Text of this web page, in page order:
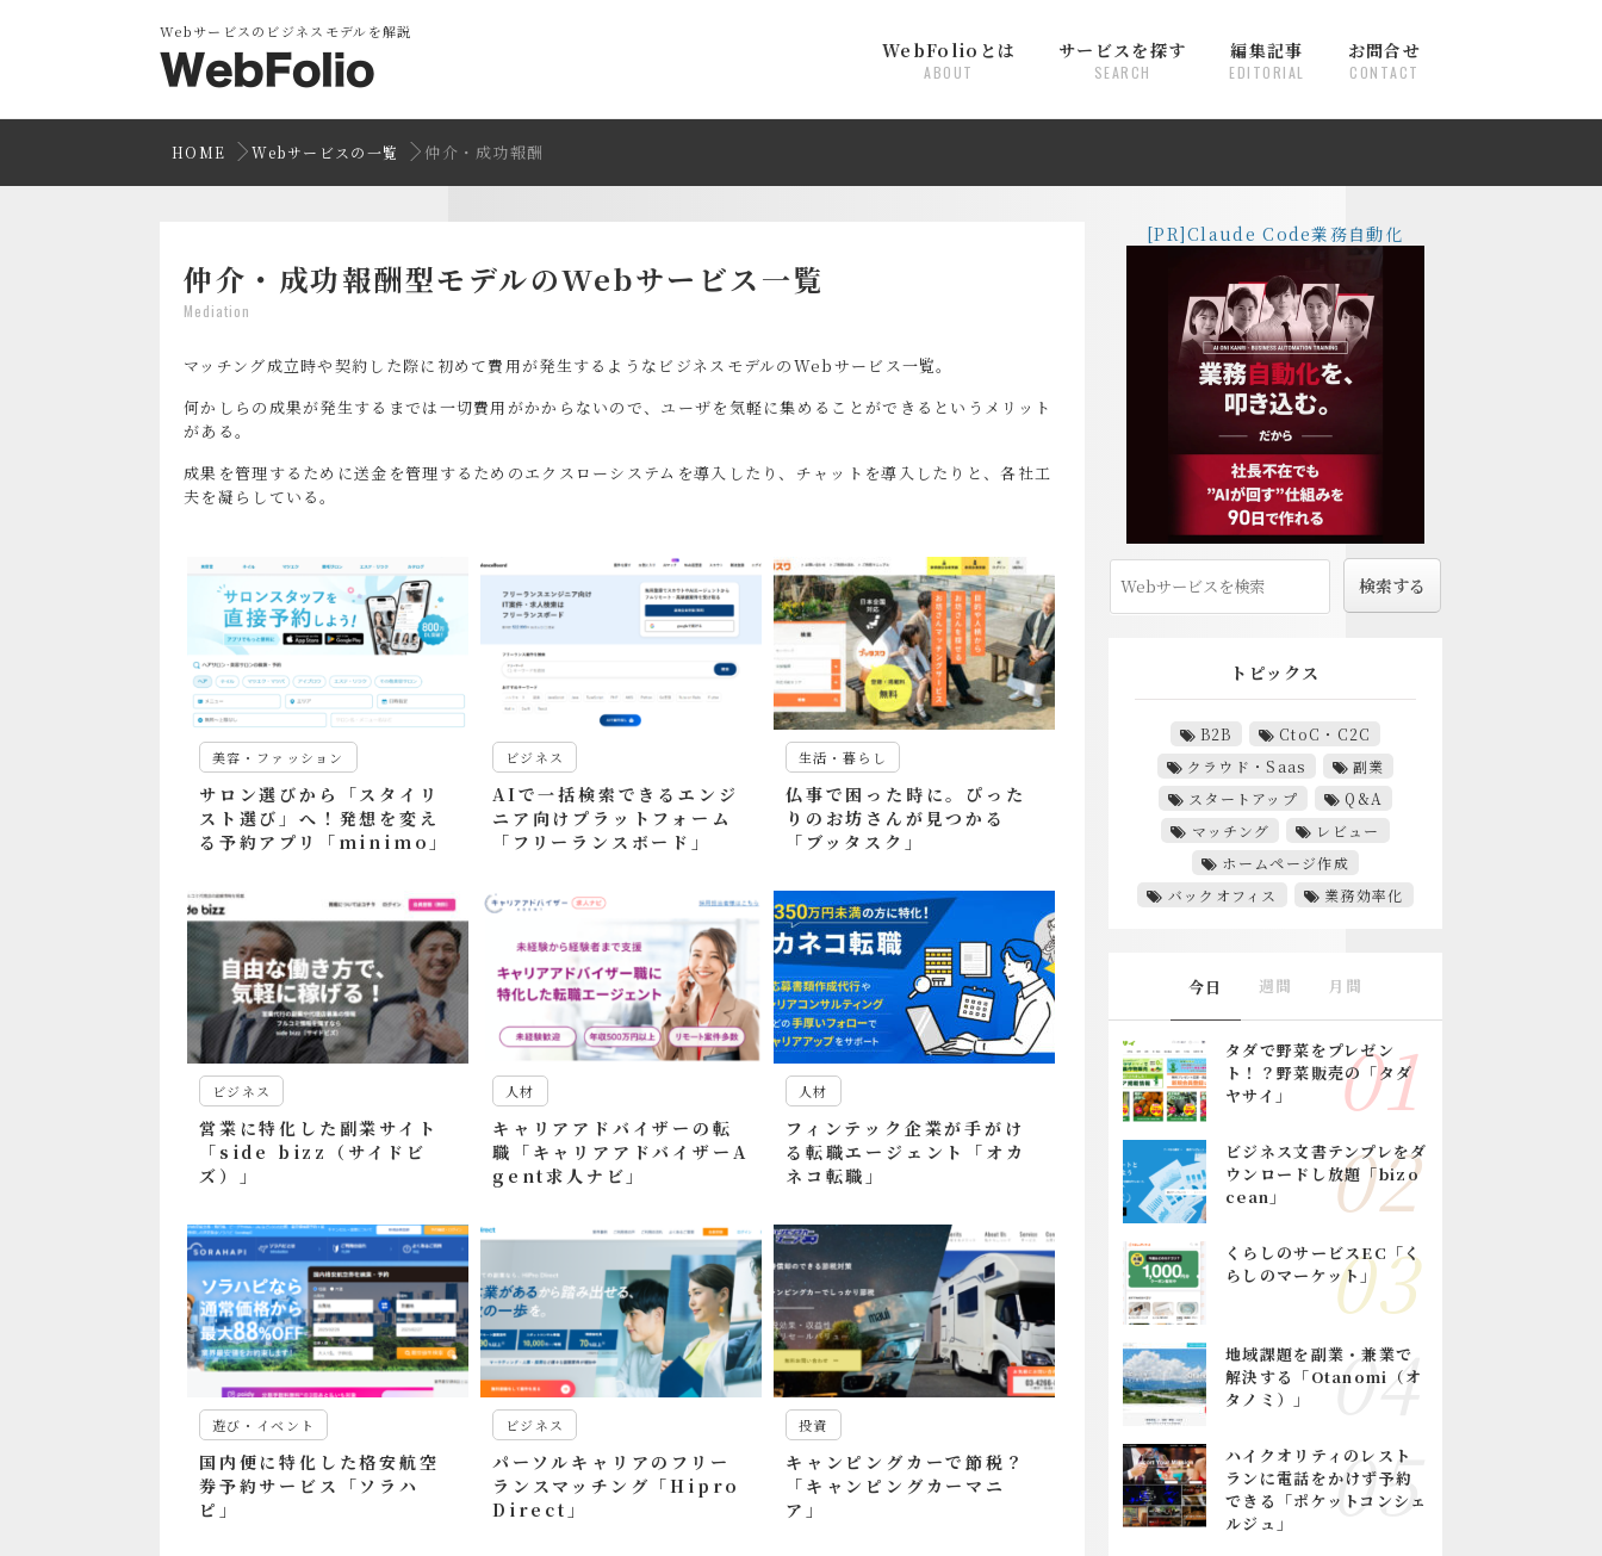
Webサービスのビジネスモデルを解説
WebFolioとは
ABOUT
サービスを探す
SEARCH
編集記事
EDITORIAL
お問合せ
CONTACT
HOME Webサービスの一覧 仲介・成功報酬
仲介・成功報酬型モデルのWebサービス一覧
Mediation
マッチング成立時や契約した際に初めて費用が発生するようなビジネスモデルのWebサービス一覧。
何かしらの成果が発生するまでは一切費用がかからないので、ユーザを気軽に集めることができるというメリット
がある。
成果を管理するために送金を管理するためのエクスローシステムを導入したり、チャットを導入したりと、各社工
夫を凝らしている。
美容・ファッション
サロン選びから「スタイリ
スト選び」へ！発想を変え
る予約アプリ「minimo」
ビジネス
AIで一括検索できるエンジ
ニア向けプラットフォーム
「フリーランスボード」
生活・暮らし
仏事で困った時に。ぴった
りのお坊さんが見つかる
「ブッタスク」
ビジネス
営業に特化した副業サイト
「side bizz（サイドビ
ズ）」
人材
キャリアアドバイザーの転
職「キャリアアドバイザーA
gent求人ナビ」
人材
フィンテック企業が手がけ
る転職エージェント「オカ
ネコ転職」
遊び・イベント
国内便に特化した格安航空
券予約サービス「ソラハ
ピ」
ビジネス
パーソルキャリアのフリー
ランスマッチング「Hipro
Direct」
投資
キャンピングカーで節税？
「キャンピングカーマニ
ア」
[PR]Claude Code業務自動化
トピックス
B2B
CtoC・C2C
クラウド・Saas
副業
スタートアップ
Q&A
マッチング
レビュー
ホームページ作成
バックオフィス
業務効率化
今日 週間 月間
タダで野菜をプレゼン
ト！？野菜販売の「タダ
ヤサイ」
ビジネス文書テンプレをダ
ウンロードし放題「bizo
cean」
くらしのサービスEC「く
らしのマーケット」
地域課題を副業・兼業で
解決する「Otanomi（オ
タノミ）」
ハイクオリティのレスト
ランに電話をかけず予約
できる「ポケットコンシェ
ルジュ」